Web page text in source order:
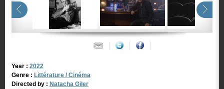
Year : 2022
Genre : Littérature / Cinéma
Directed by : Natacha Giler